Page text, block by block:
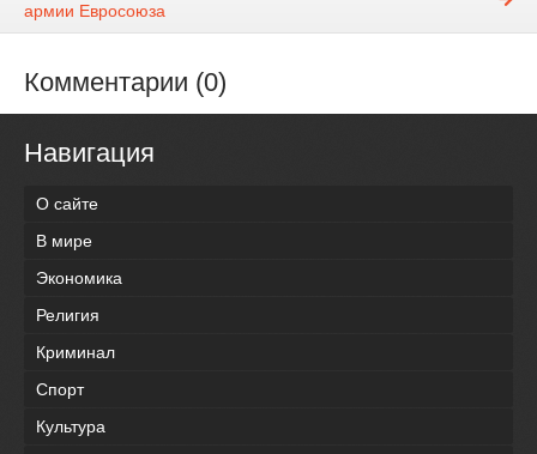
армии Евросоюза
Комментарии (0)
Навигация
О сайте
В мире
Экономика
Религия
Криминал
Спорт
Культура